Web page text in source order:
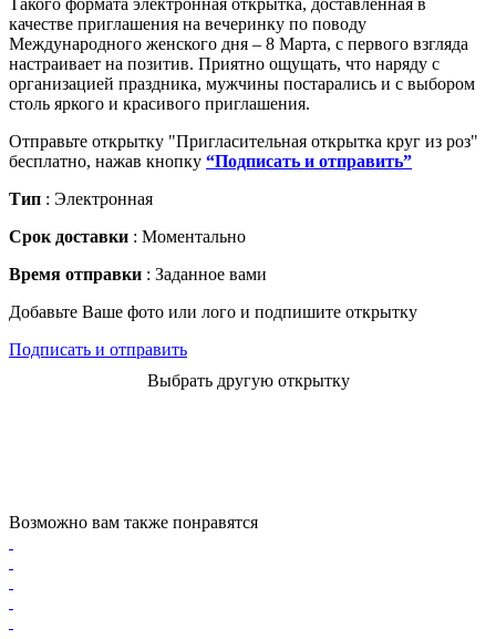
качестве приглашения на вечеринку по поводу
Международного женского дня – 8 Марта, с первого взгляда
настраивает на позитив. Приятно ощущать, что наряду с
организацией праздника, мужчины постарались и с выбором
столь яркого и красивого приглашения.
Отправьте открытку "Пригласительная открытка круг из роз"
бесплатно, нажав кнопку “Подписать и отправить”
Тип : Электронная
Срок доставки : Моментально
Время отправки : Заданное вами
Добавьте Ваше фото или лого и подпишите открытку
Подписать и отправить
Выбрать другую открытку
Возможно вам также понравятся